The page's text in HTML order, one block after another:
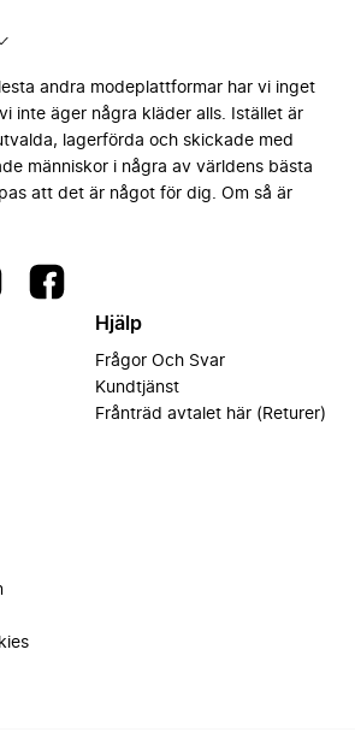
andra modeplattformar har vi inget
inte äger några kläder alls. Istället är
lagerförda och skickade med
människor i några av världens bästa
att det är något för dig. Om så är
Hjälp
Frågor Och Svar
Kundtjänst
Frånträd avtalet här (Returer)